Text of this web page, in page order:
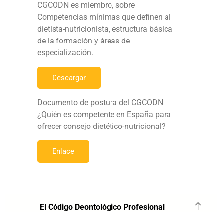
CGCODN es miembro, sobre
Competencias mínimas que definen al
dietista-nutricionista, estructura básica
de la formación y áreas de
especialización.
Descargar
Documento de postura del CGCODN
¿Quién es competente en España para
ofrecer consejo dietético-nutricional?
Enlace
El Código Deontológico Profesional